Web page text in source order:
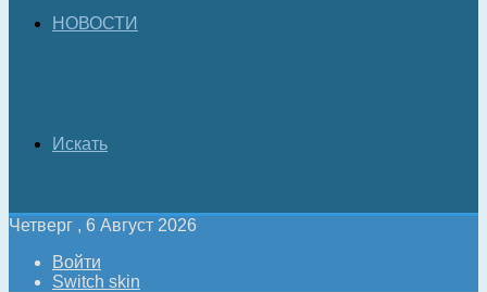
НОВОСТИ
Искать
Четверг , 6 Август 2026
Войти
Switch skin